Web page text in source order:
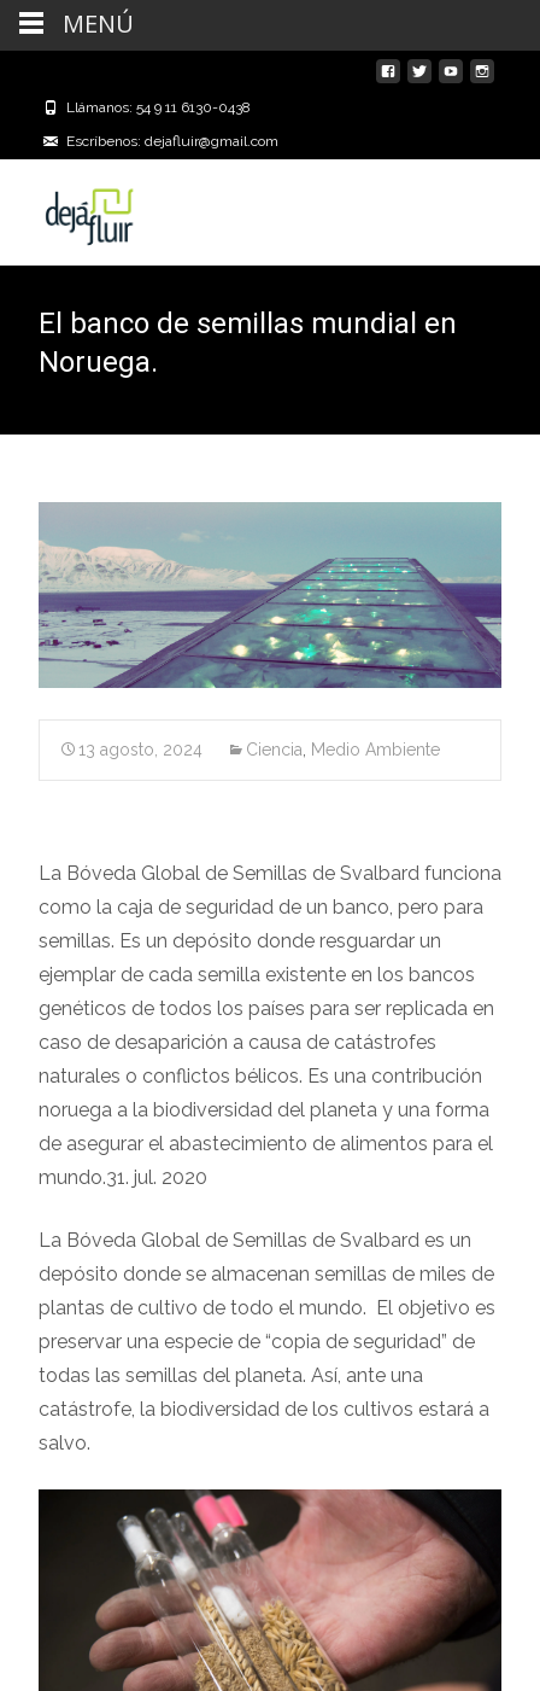
Llámanos: 54 9 11 6130-0438
Escríbenos: dejafluir@gmail.com
El banco de semillas mundial en
Noruega.
13 agosto, 2024 Ciencia Medio Ambiente
La Bóveda Global de Semillas de Svalbard funciona
como la caja de seguridad de un banco, pero para
semillas. Es un depósito donde resguardar un
ejemplar de cada semilla existente en los bancos
genéticos de todos los países para ser replicada en
caso de desaparición a causa de catástrofes
naturales o conflictos bélicos. Es una contribución
noruega a la biodiversidad del planeta y una forma
de asegurar el abastecimiento de alimentos para el
mundo.31. jul. 2020
La Bóveda Global de Semillas de Svalbard es un
depósito donde se almacenan semillas de miles de
plantas de cultivo de todo el mundo. El objetivo es
preservar una especie de “copia de seguridad” de
todas las semillas del planeta. Así, ante una
catástrofe, la biodiversidad de los cultivos estará a
salvo.
MENÚ